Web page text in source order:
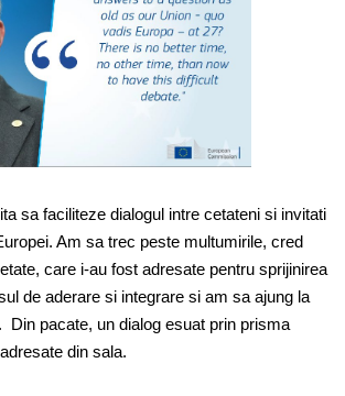
sa faciliteze dialogul intre cetateni si invitati
Am sa trec peste multumirile, cred
care i-au fost adresate pentru sprijinirea
de aderare si integrare si am sa ajung la
Din pacate, un dialog esuat prin prisma
din sala.